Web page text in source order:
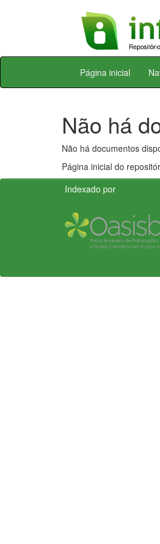
Skip
Página inicial
Não há
Não há documentos
Página inicial do
Indexado por